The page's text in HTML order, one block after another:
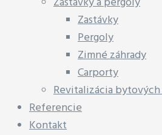
Zastávky
Pergoly
Zimné záhrady
Carporty
Revitalizácia
Referencie
Kontakt